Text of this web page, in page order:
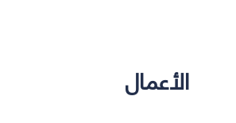
الأعمال